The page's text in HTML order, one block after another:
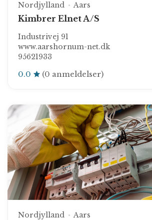
Nordjylland Aars
Kimbrer Elnet A/S
Industrivej 91
www.aarshornum-net.dk
95621933
0.0 (0 anmeldelser)
Nordjylland Aars